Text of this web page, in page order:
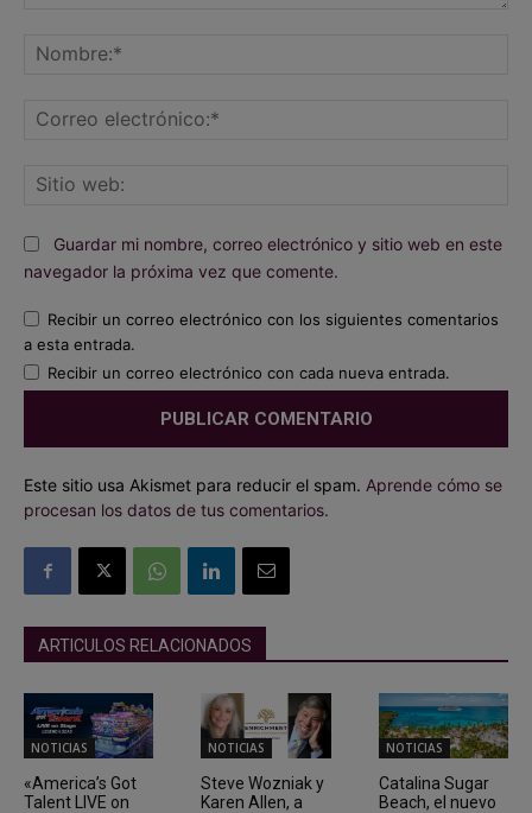
Guardar mi nombre, correo electrónico y sitio web en este
navegador la próxima vez que comente.
Recibir un correo electrónico con los siguientes comentarios
a esta entrada.
Recibir un correo electrónico con cada nueva entrada.
Este sitio usa Akismet para reducir el spam. Aprende cómo se
procesan los datos de tus comentarios.
ARTICULOS RELACIONADOS
NOTICIAS
«America’s Got
Talent LIVE on
NOTICIAS
Steve Wozniak y
Karen Allen, a
NOTICIAS
Catalina Sugar
Beach, el nuevo